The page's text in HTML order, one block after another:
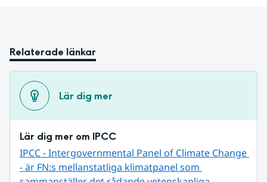
Relaterade länkar
Lär dig mer
Lär dig mer om IPCC
IPCC - Intergovernmental Panel of Climate Change
- är FN:s mellanstatliga klimatpanel som